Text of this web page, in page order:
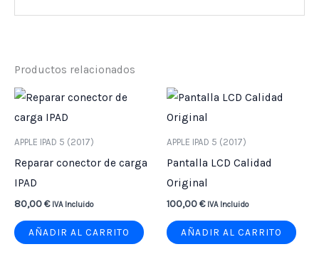
Productos relacionados
APPLE IPAD 5 (2017)
Reparar conector de carga
IPAD
80,00€ IVA Incluido
AÑADIR AL CARRITO
APPLE IPAD 5 (2017)
Pantalla LCD Calidad
Original
100,00€ IVA Incluido
AÑADIR AL CARRITO